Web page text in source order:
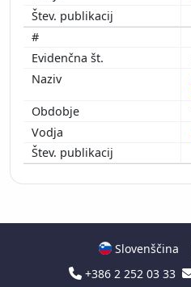
Slovenščina
+386 2 252 03 33